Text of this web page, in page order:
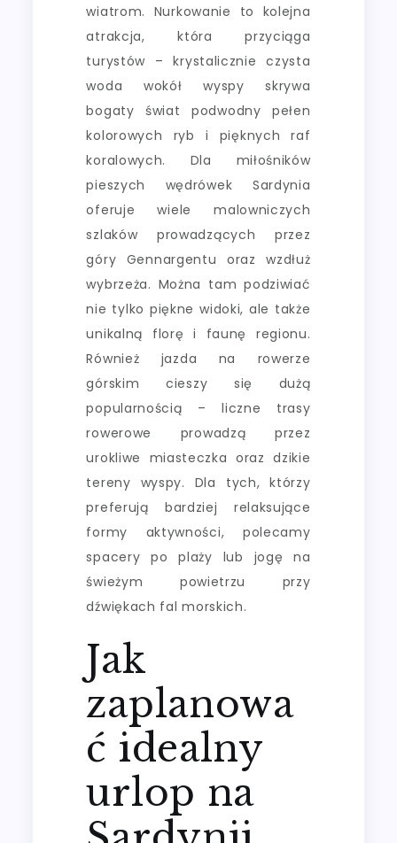
wiatrom. Nurkowanie to kolejna
atrakcja, która przyciąga
turystów – krystalicznie czysta
woda wokół wyspy skrywa
bogaty świat podwodny pełen
kolorowych ryb i pięknych raf
koralowych. Dla miłośników
pieszych wędrówek Sardynia
oferuje wiele malowniczych
szlaków prowadzących przez
góry Gennargentu oraz wzdłuż
wybrzeża. Można tam podziwiać
nie tylko piękne widoki, ale także
unikalną florę i faunę regionu.
Również jazda na rowerze
górskim cieszy się dużą
popularnością – liczne trasy
rowerowe prowadzą przez
urokliwe miasteczka oraz dzikie
tereny wyspy. Dla tych, którzy
preferują bardziej relaksujące
formy aktywności, polecamy
spacery po plaży lub jogę na
świeżym powietrzu przy
dźwiękach fal morskich.
Jak
zaplanowa
ć idealny
urlop na